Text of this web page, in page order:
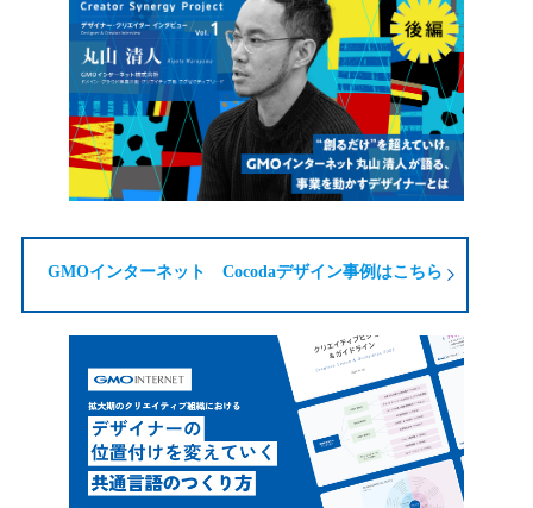
GMOインターネット Cocodaデザイン事例はこちら